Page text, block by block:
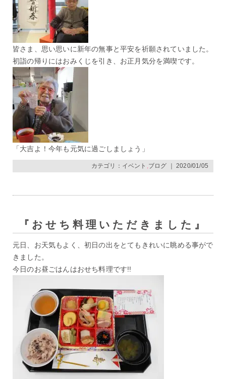
皆さま、思い思いに新年の無事と平安を祈願されていました。
初詣の帰りにはおみくじを引き、お正月気分を満喫です。
「大吉よ！今年も元気に過ごしましょう」
カテゴリ： イベント ブログ ｜ 2020/01/05
『おせち料理いただきました』
元日、お天気もよく、初日の出をとてもきれいに眺める事がで
きました。
今日のお昼ごはんはおせち料理です!!